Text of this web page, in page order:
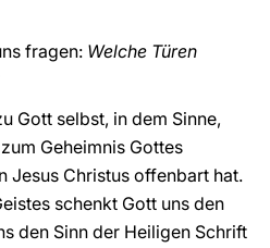
fragen: Welche Türen
Gott selbst, in dem Sinne,
Geheimnis Gottes
Jesus Christus offenbart hat.
schenkt Gott uns den
den Sinn der Heiligen Schrift